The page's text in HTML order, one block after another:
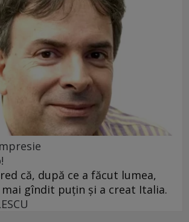
că, după ce a făcut lumea,
mai gîndit puțin și a creat Italia.